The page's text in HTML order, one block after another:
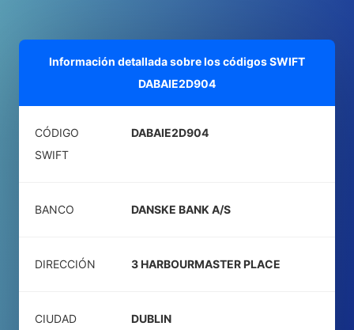
Información detallada sobre los códigos SWIFT
DABAIE2D904
CÓDIGO
SWIFT
DABAIE2D904
BANCO DANSKE BANK A/S
DIRECCIÓN 3 HARBOURMASTER PLACE
CIUDAD DUBLIN